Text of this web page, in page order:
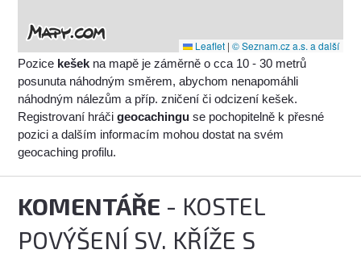
Leaflet | © Seznam.cz a.s. a další
Pozice kešek na mapě je záměrně o cca 10 - 30 metrů
posunuta náhodným směrem, abychom nenapomáhli
náhodným nálezům a příp. zničení či odcizení kešek.
Registrovaní hráčigeocachingu se pochopitelně k přesné
pozici a dalším informacím mohou dostat na svém
geocaching profilu.
KOMENTÁŘE - KOSTEL
POVÝŠENÍ SV. KŘÍŽE S